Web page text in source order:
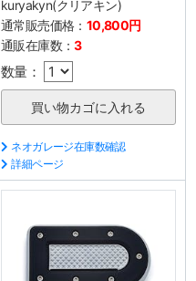
kuryakyn(クリアキン)
通常販売価格： 10,800円
通販在庫数：3
数量：
ネオガレージ在庫数確認
詳細ページ